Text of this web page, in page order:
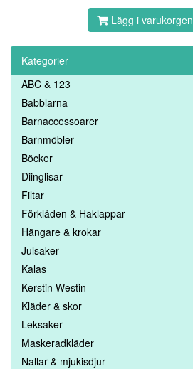
Lägg i varukorgen
Kategorier
ABC & 123
Babblarna
Barnaccessoarer
Barnmöbler
Böcker
Diinglisar
Filtar
Förkläden & Haklappar
Hängare & krokar
Julsaker
Kalas
Kerstin Westin
Kläder & skor
Leksaker
Maskeradkläder
Nallar & mjukisdjur